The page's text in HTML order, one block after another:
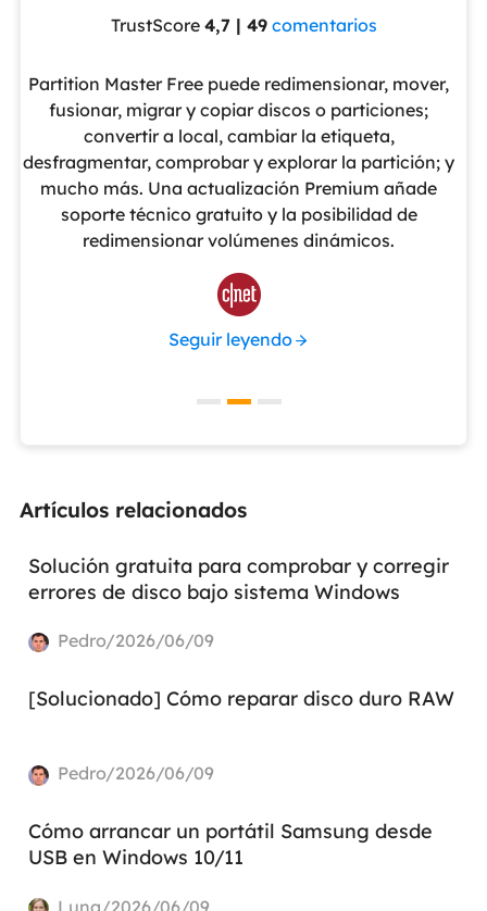
TrustScore 4,7 | 49 comentarios
Partition Master Free puede redimensionar, mover,
fusionar, migrar y copiar discos o particiones;
convertir a local, cambiar la etiqueta,
desfragmentar, comprobar y explorar la partición; y
mucho más. Una actualización Premium añade
soporte técnico gratuito y la posibilidad de
redimensionar volúmenes dinámicos.

Seguir leyendo
Artículos relacionados
Solución gratuita para comprobar y corregir
errores de disco bajo sistema Windows
Pedro/2026/06/09
[Solucionado] Cómo reparar disco duro RAW
Pedro/2026/06/09
Cómo arrancar un portátil Samsung desde
USB en Windows 10/11
Luna/2026/06/09